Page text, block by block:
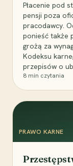
Płacenie pod
pensji poza
pracodawcy.
ponieść także
grożą za
Kodeksu
przepisów o
8 min czytania
PRAWO KARNE